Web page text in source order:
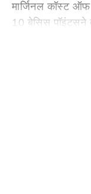
मार्जिनल कॉस्ट
10 बेसिस पॉइंट्सने
2026 पासून लागू